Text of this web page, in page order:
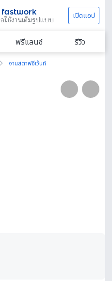
fastwork
ใช้งานเต็มรูปแบบ เปิดแอป
ฟรีแลนซ์ รีวิว
งานสตาฟอีเว้นท์